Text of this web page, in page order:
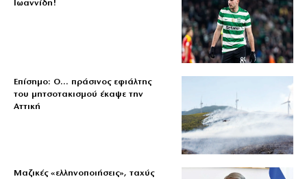
Ιωαννίδη!
Επίσημο: Ο… πράσινος εφιάλτης
του μητσοτακισμού έκαψε την
Αττική
Μαζικές «ελληνοποιήσεις», ταχύς